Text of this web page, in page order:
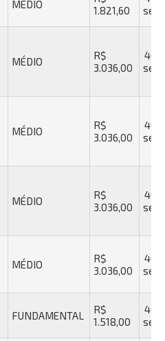
MÉDIO
1.821,60
MÉDIO
R$
3.036,00
40
MÉDIO
R$
3.036,00
40
MÉDIO
R$
3.036,00
40
MÉDIO
R$
3.036,00
40
FUNDAMENTAL
R$
1.518,00
40